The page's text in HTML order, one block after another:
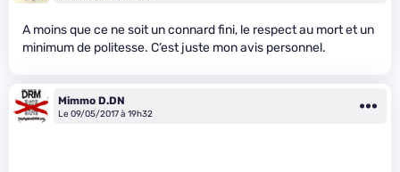
A moins que ce ne soit un connard fini, le respect au mort et un
minimum de politesse. C’est juste mon avis personnel.
Mimmo D.DN
Le 09/05/2017 à 19h32